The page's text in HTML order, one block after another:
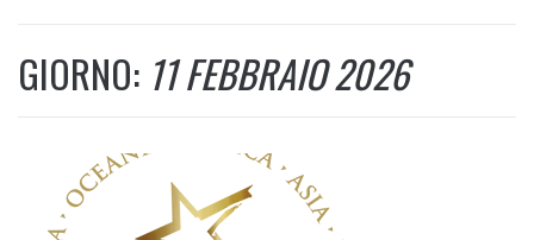
GIORNO: 11 FEBBRAIO 2026